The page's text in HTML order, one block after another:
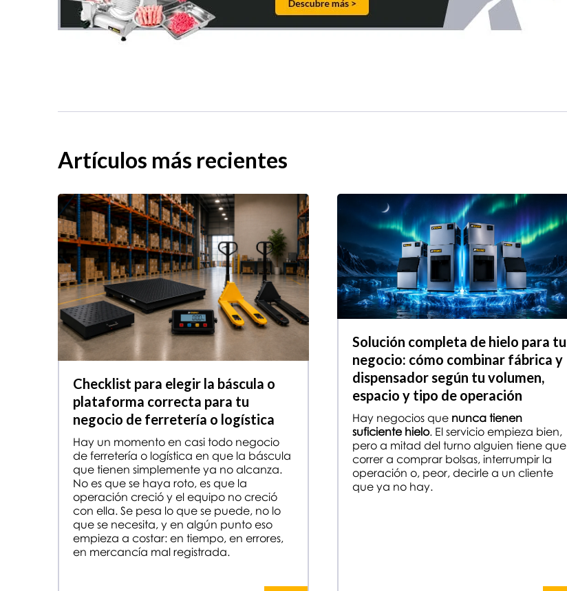
Artículos más recientes
Checklist para elegir la báscula o
plataforma correcta para tu
negocio de ferretería o logística
Hay un momento en casi todo negocio
de ferretería o logística en que la báscula
que tienen simplemente ya no alcanza.
No es que se haya roto, es que la
operación creció y el equipo no creció
con ella. Se pesa lo que se puede, no lo
que se necesita, y en algún punto eso
empieza a costar: en tiempo, en errores,
en mercancía mal registrada.
Solución completa de hielo para tu
negocio: cómo combinar fábrica y
dispensador según tu volumen,
espacio y tipo de operación
Hay negocios que nunca tienen
suficiente hielo. El servicio empieza bien,
pero a mitad del turno alguien tiene que
correr a comprar bolsas, interrumpir la
operación o, peor, decirle a un cliente
que ya no hay.